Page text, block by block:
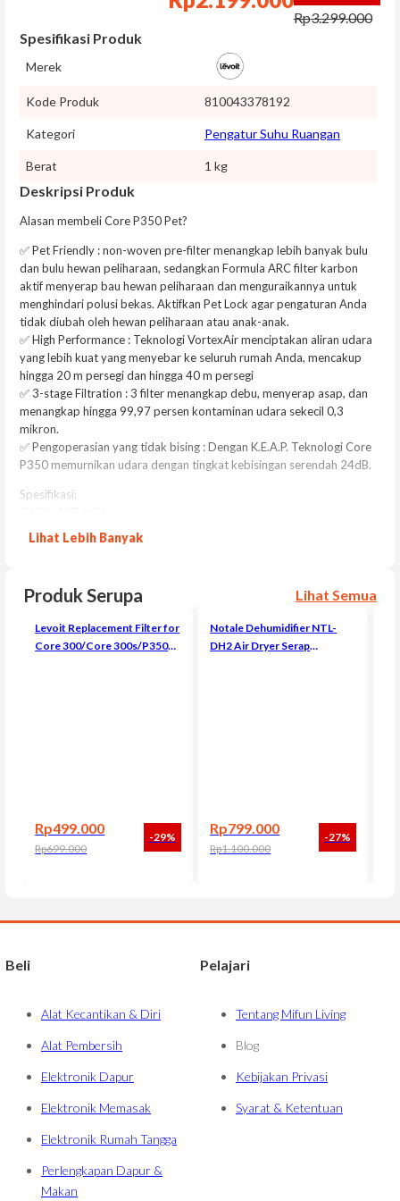
Rp3.299.000
Spesifikasi Produk
Merek
Kode Produk 810043378192
Kategori Pengatur Suhu Ruangan
Berat 1 kg
Deskripsi Produk
Alasan membeli Core P350 Pet?
✅ Pet Friendly : non-woven pre-filter menangkap lebih banyak bulu
dan bulu hewan peliharaan, sedangkan Formula ARC filter karbon
aktif menyerap bau hewan peliharaan dan menguraikannya untuk
menghindari polusi bekas. Aktifkan Pet Lock agar pengaturan Anda
tidak diubah oleh hewan peliharaan atau anak-anak.
✅ High Performance : Teknologi VortexAir menciptakan aliran udara
yang lebih kuat yang menyebar ke seluruh rumah Anda, mencakup
hingga 20 m persegi dan hingga 40 m persegi
✅ 3-stage Filtration : 3 filter menangkap debu, menyerap asap, dan
menangkap hingga 99,97 persen kontaminan udara sekecil 0,3
mikron.
✅ Pengoperasian yang tidak bising : Dengan K.E.A.P. Teknologi Core
P350 memurnikan udara dengan tingkat kebisingan serendah 24dB.
Spesifikasi:
Effective Range: 40㎡
Power Supply: 220-240V,50/60h
1x Air Purifier Core P350 Pet
1x 1x Filter HEPA (Sudah Terpasang)
Lihat Lebih Banyak
Produk Serupa Lihat Semua
Levoit Replacement Filter for
Core 300/Core 300s/P350
Rp699.000
Rp499.000 -29%
Notale Dehumidifier NTL-
DH2 Air Dryer Serap
Rp1.100.000
Rp799.000 -27%
Beli
Alat Kecantikan & Diri
Alat Pembersih
Elektronik Dapur
Elektronik Memasak
Elektronik Rumah Tangga
Perlengkapan Dapur &
Makan
Pelajari
Tentang Mifun Living
Blog
Kebijakan Privasi
Syarat & Ketentuan